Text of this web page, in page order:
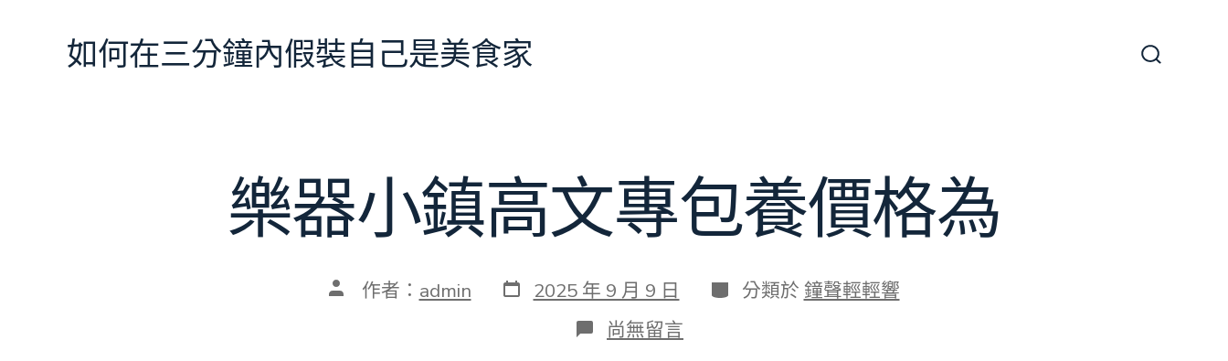
如何在三分鐘內假裝自己是美食家
樂器小鎮高文專包養價格為
文 作者： admin 發
表
2025 年 9 月 9 日 分
類
分類於 鐘聲輕輕響
在
〈樂
尚無留言